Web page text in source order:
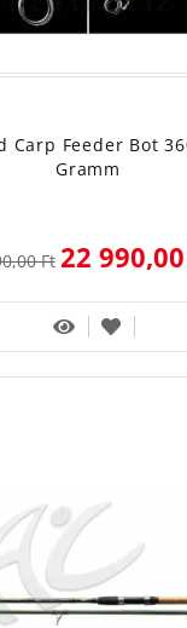
Carp Feeder Bot
Gramm
Ft 22